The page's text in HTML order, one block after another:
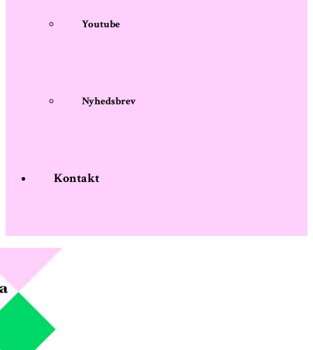
Youtube
Nyhedsbrev
Kontakt